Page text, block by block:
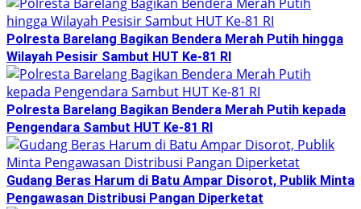
Polresta Barelang Bagikan Bendera Merah Putih hingga
Wilayah Pesisir Sambut HUT Ke-81 RI
Polresta Barelang Bagikan Bendera Merah Putih kepada
Pengendara Sambut HUT Ke-81 RI
Gudang Beras Harum di Batu Ampar Disorot, Publik Minta
Pengawasan Distribusi Pangan Diperketat